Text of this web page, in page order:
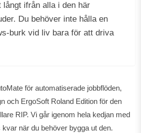
ifrån alla i den här
Du behöver inte hålla en
burk vid liv bara för att driva
för automatiserade jobbflöden,
och ErgoSoft Roland Edition för den
RIP. Vi går igenom hela kedjan med
när du behöver bygga ut den.